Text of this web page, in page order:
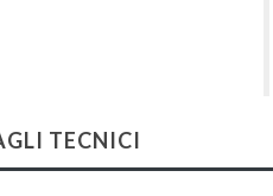
TECNICI